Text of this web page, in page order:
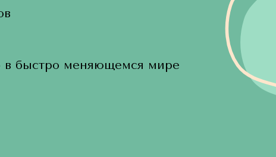
в быстро меняющемся мире